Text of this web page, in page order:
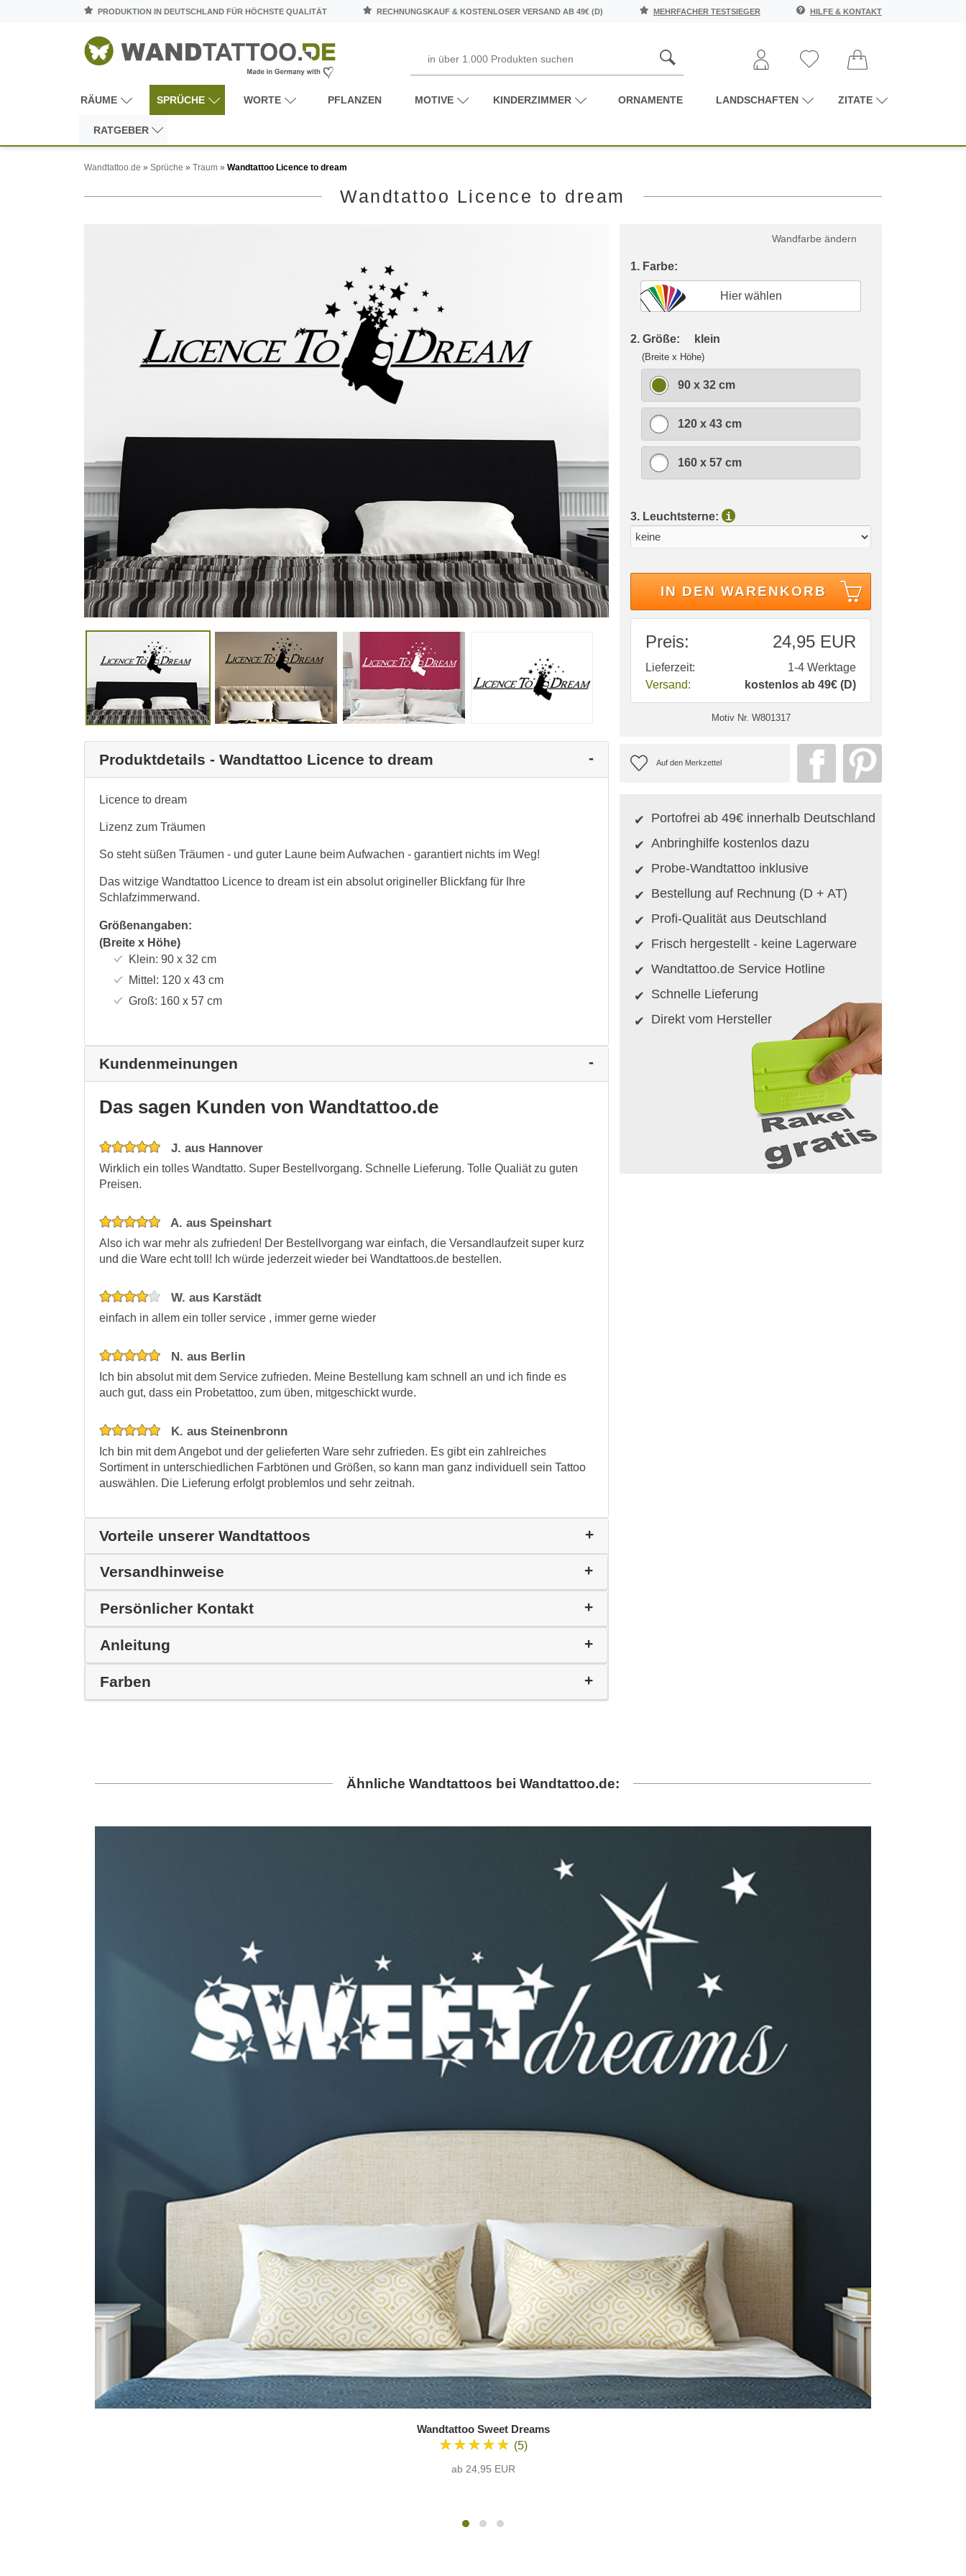
PRODUKTION IN DEUTSCHLAND FÜR HÖCHSTE QUALITÄT RECHNUNGSKAUF & KOSTENLOSER VERSAND AB 49€ (D) MEHRFACHER TESTSIEGER HILFE & KONTAKT
RÄUME SPRÜCHE WORTE PFLANZEN MOTIVE KINDERZIMMER ORNAMENTE LANDSCHAFTEN ZITATE
RATGEBER
Wandtattoo.de » Sprüche » Traum » Wandtattoo Licence to dream
Wandtattoo Licence to dream
Produktdetails - Wandtattoo Licence to dream
Licence to dream
Lizenz zum Träumen
So steht süßen Träumen - und guter Laune beim Aufwachen - garantiert nichts im Weg!
Das witzige Wandtattoo Licence to dream ist ein absolut origineller Blickfang für Ihre
Schlafzimmerwand.
Größenangaben:
(Breite x Höhe)
Klein: 90 x 32 cm
Mittel: 120 x 43cm
Groß: 160 x 57 cm
Kundenmeinungen
Das sagen Kunden von Wandtattoo.de
J. aus Hannover
Wirklich ein tolles Wandtatto. Super Bestellvorgang. Schnelle Lieferung. Tolle Qualiät zu guten
Preisen.
A. aus Speinshart
Also ich war mehr als zufrieden! Der Bestellvorgang war einfach, die Versandlaufzeit super kurz
und die Ware echt toll! Ich würde jederzeit wieder bei Wandtattoos.de bestellen.
W. aus Karstädt
einfach in allem ein toller service , immer gerne wieder
N. aus Berlin
Ich bin absolut mit dem Service zufrieden. Meine Bestellung kam schnell an und ich finde es
auch gut, dass ein Probetattoo, zum üben, mitgeschickt wurde.
K. aus Steinenbronn
Ich bin mit dem Angebot und der gelieferten Ware sehr zufrieden. Es gibt ein zahlreiches
Sortiment in unterschiedlichen Farbtönen und Größen, so kann man ganz individuell sein Tattoo
auswählen. Die Lieferung erfolgt problemlos und sehr zeitnah.
Vorteile unserer Wandtattoos
Versandhinweise
Persönlicher Kontakt
Anleitung
Farben
Wandfarbe ändern
1. Farbe:
Hier wählen
2. Größe: klein
(Breite x Höhe)
90 x 32 cm
120 x 43 cm
160 x 57 cm
3. Leuchtsterne: i
IN DEN WARENKORB
Preis: 24,95 EUR
Lieferzeit:
1-4 Werktage
Versand:
kostenlos ab 49€ (D)
Motiv Nr. W801317
Portofrei ab 49€ innerhalb Deutschland
Anbringhilfe kostenlos dazu
Probe-Wandtattoo inklusive
Bestellung auf Rechnung (D + AT)
Profi-Qualität aus Deutschland
Frisch hergestellt - keine Lagerware
Wandtattoo.de Service Hotline
Schnelle Lieferung
Direkt vom Hersteller
Ähnliche Wandtattoos bei Wandtattoo.de:
Wandtattoo Sweet Dreams
★★★★★ (5)
ab 24,95 EUR